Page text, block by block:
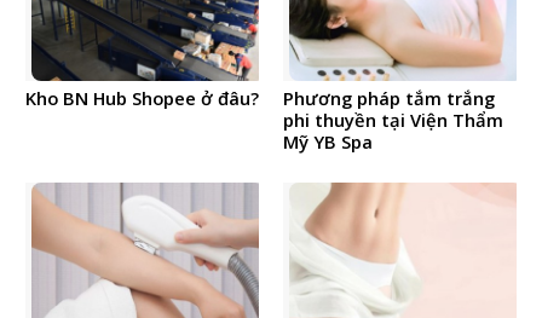
Kho BN Hub Shopee ở đâu?
Phương pháp tắm trắng
phi thuyền tại Viện Thẩm
Mỹ YB Spa